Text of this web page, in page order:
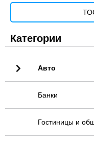
Категории
Авто
Банки
Гостиницы и